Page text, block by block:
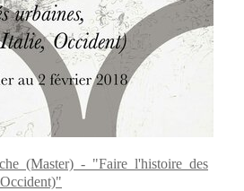
(Master) - "Faire l'histoire des